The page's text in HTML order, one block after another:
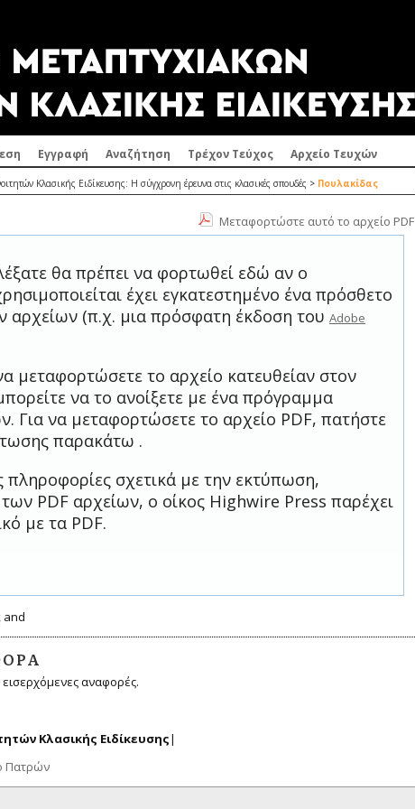
Εγγραφή Αναζήτηση Τρέχον Τεύχος Αρχείο Τευχών
Κλασικής Ειδίκευσης: Η σύγχρονη έρευνα στις κλασικές σπουδές > Πουλακίδας
Μεταφορτώστε αυτό το αρχείο PDF
θα πρέπει να φορτωθεί εδώ αν ο
έχει εγκατεστημένο ένα πρόσθετο
αρχείων (π.χ. μια πρόσφατη έκδοση του Adobe
μεταφορτώσετε το αρχείο κατευθείαν στον
να το ανοίξετε με ένα πρόγραμμα
Για να μεταφορτώσετε το αρχείο PDF, πατήστε
παρακάτω .
πληροφορίες σχετικά με την εκτύπωση,
PDF αρχείων, ο οίκος Highwire Press παρέχει
με τα PDF.
and
αναφορές.
Κλασικής Ειδίκευσης|
Πατρών